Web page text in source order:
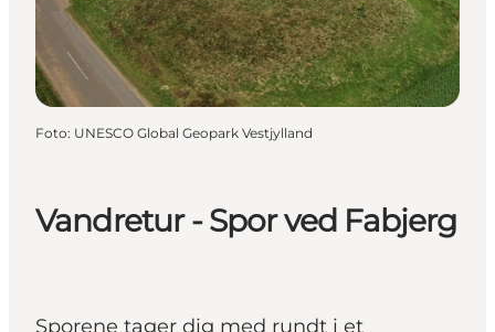
Planlæg din ferie
Vandretur - Spor ved Fabjerg
Sporene tager dig med rundt i et
Foto: UNESCO Global Geopark Vestjylland